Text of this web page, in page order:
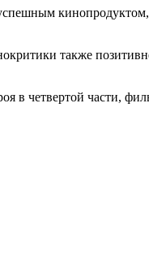
также
в четвертой части,